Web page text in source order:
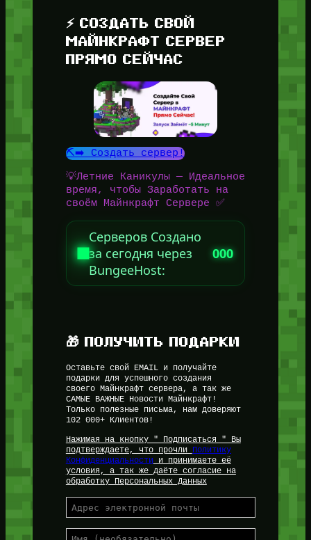
⚡ СОЗДАТЬ СВОЙ
МАЙНКРАФТ СЕРВЕР
ПРЯМО СЕЙЧАС
⛏️➡️ Создать сервер!
💡Летние Каникулы — Идеальное
время, чтобы Заработать на
своём Майнкрафт Сервере ✅
Серверов Создано
за сегодня через
BungeeHost:
000
🎁 ПОЛУЧИТЬ ПОДАРКИ
Оставьте свой EMAIL и получайте
подарки для успешного создания
своего Майнкрафт сервера, а так же
САМЫЕ ВАЖНЫЕ Новости Майнкрафт!
Только полезные письма, нам доверяют
102 000+ Клиентов!
Нажимая на кнопку " Подписаться " Вы
подтверждаете, что прочли
Политику
Конфиденциальностии принимаете её
условия, а так же даёте согласие на
обработку Персональных Данных